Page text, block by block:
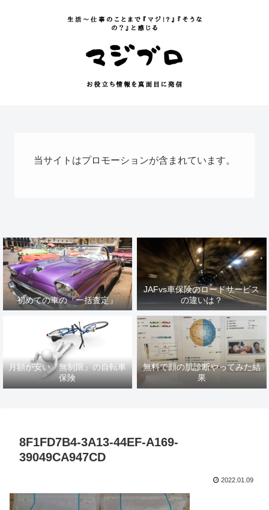
当サイトはプロモーションが含まれています。
初めての車の『一括査定』
JAFvs車保険のロードサービス
の違いは？
月額が安い『無制限』の自転車
保険
無料で顔の肌診断やってみた結
果
8F1FD7B4-3A13-44EF-A169-
39049CA947CD
2022.01.09